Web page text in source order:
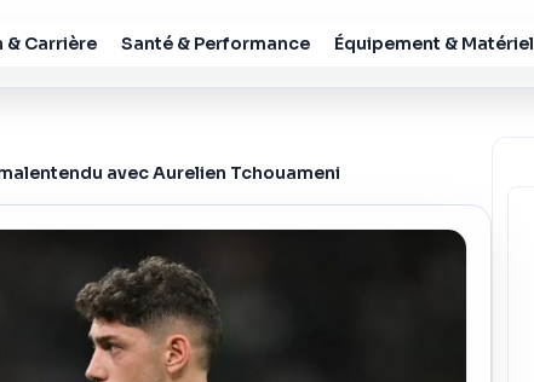
& Carrière Santé & Performance Équipement & Matériel
avec Aurelien Tchouameni